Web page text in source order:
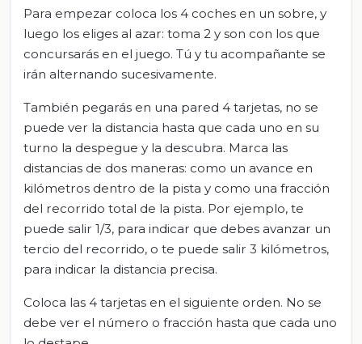
Para empezar coloca los 4 coches en un sobre, y
luego los eliges al azar: toma 2 y son con los que
concursarás en el juego. Tú y tu acompañante se
irán alternando sucesivamente.
También pegarás en una pared 4 tarjetas, no se
puede ver la distancia hasta que cada uno en su
turno la despegue y la descubra. Marca las
distancias de dos maneras: como un avance en
kilómetros dentro de la pista y como una fracción
del recorrido total de la pista. Por ejemplo, te
puede salir 1/3, para indicar que debes avanzar un
tercio del recorrido, o te puede salir 3 kilómetros,
para indicar la distancia precisa.
Coloca las 4 tarjetas en el siguiente orden. No se
debe ver el número o fracción hasta que cada uno